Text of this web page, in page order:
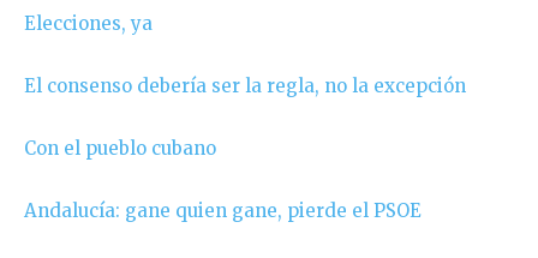
Elecciones, ya
El consenso debería ser la regla, no la excepción
Con el pueblo cubano
Andalucía: gane quien gane, pierde el PSOE